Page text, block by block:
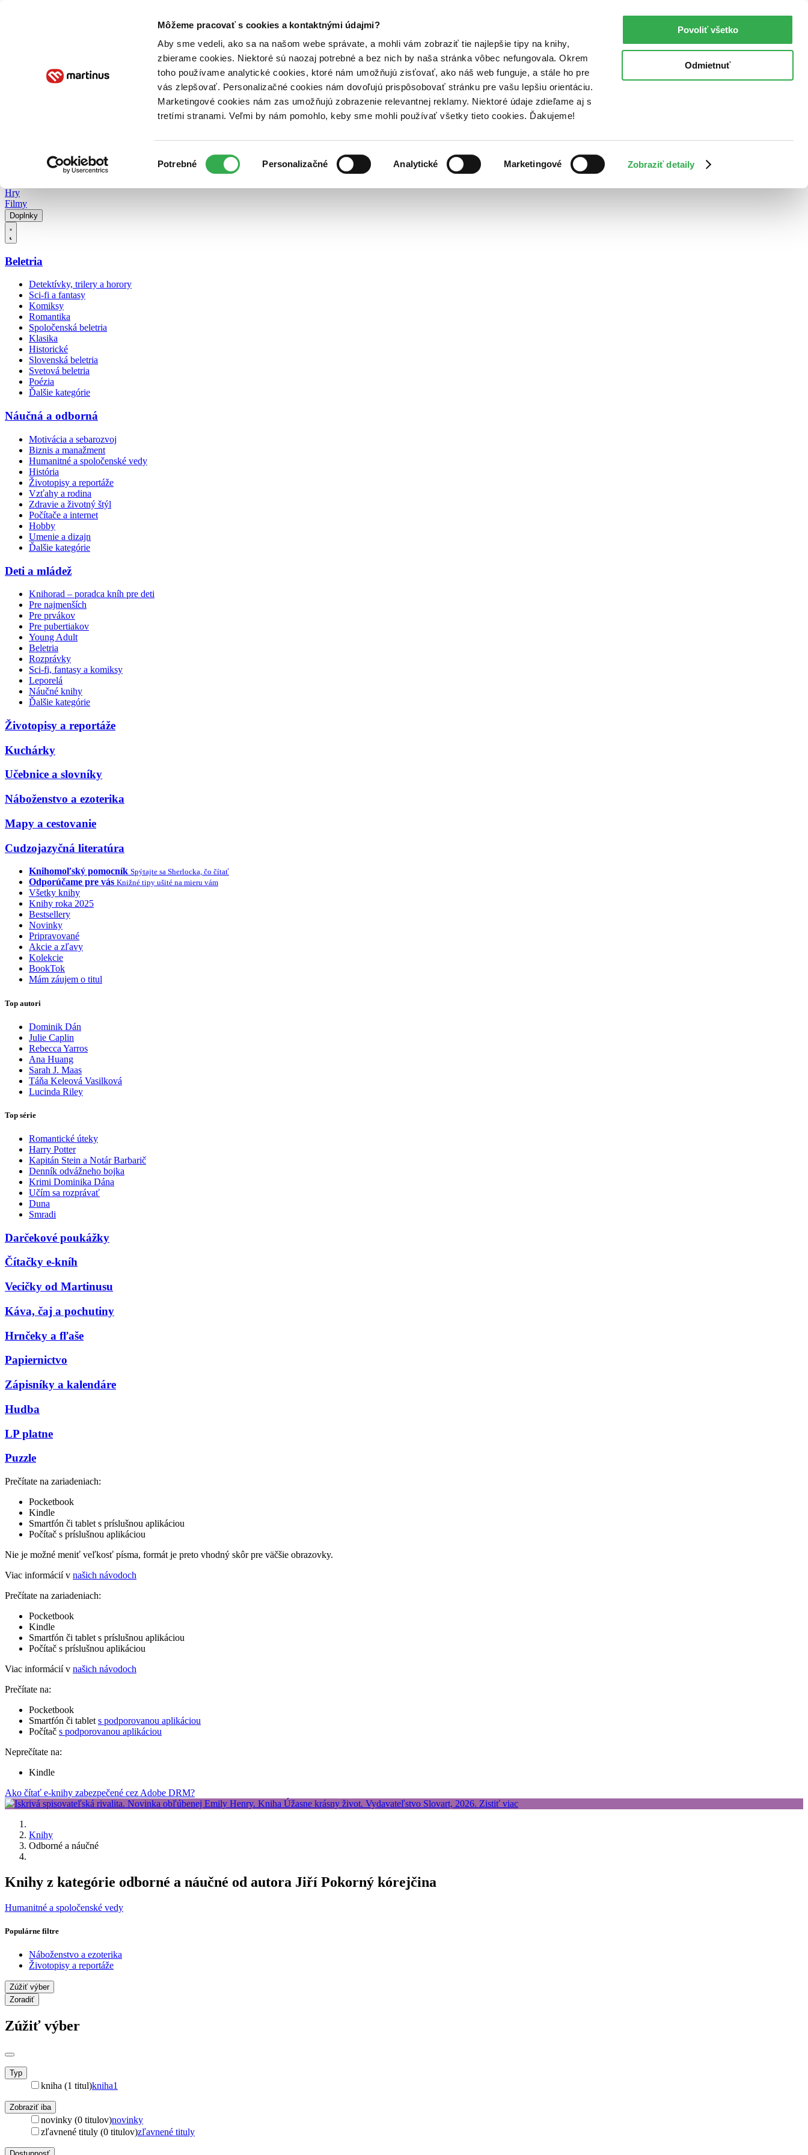
Môžeme pracovať s cookies a kontaktnými údajmi?
Aby sme vedeli, ako sa na našom webe správate, a mohli vám zobraziť tie najlepšie tipy na knihy,
zbierame cookies. Niektoré sú naozaj potrebné a bez nich by naša stránka vôbec nefungovala. Okrem
toho používame analytické cookies, ktoré nám umožňujú zisťovať, ako náš web funguje, a stále ho pre
vás zlepšovať. Personalizačné cookies nám dovoľujú prispôsobovať stránku pre vašu lepšiu orientáciu.
Marketingové cookies nám zas umožňujú zobrazenie relevantnej reklamy. Niektoré údaje zdieľame aj s
tretími stranami. Veľmi by nám pomohlo, keby sme mohli používať všetky tieto cookies. Ďakujeme!
súhlasu
Potrebné Personalizačné Analytické Marketingové Zobraziť detaily
Povoliť všetko
Odmietnuť
Poukážky Kontakt
Hry
Filmy
Doplnky
Beletria
Detektívky, trilery a horory
Sci-fi a fantasy
Komiksy
Romantika
Spoločenská beletria
Klasika
Historické
Slovenská beletria
Svetová beletria
Poézia
Ďalšie kategórie
Náučná a odborná
Motivácia a sebarozvoj
Biznis a manažment
Humanitné a spoločenské vedy
História
Životopisy a reportáže
Vzťahy a rodina
Zdravie a životný štýl
Počítače a internet
Hobby
Umenie a dizajn
Ďalšie kategórie
Deti a mládež
Knihorad – poradca kníh pre deti
Pre najmenších
Pre prvákov
Pre pubertiakov
Young Adult
Beletria
Rozprávky
Sci-fi, fantasy a komiksy
Leporelá
Náučné knihy
Ďalšie kategórie
Životopisy a reportáže
Kuchárky
Učebnice a slovníky
Náboženstvo a ezoterika
Mapy a cestovanie
Cudzojazyčná literatúra
Knihomoľský pomocník Spýtajte sa Sherlocka, čo čítať
Odporúčame pre vás Knižné tipy ušité na mieru vám
Všetky knihy
Knihy roka 2025
Bestsellery
Novinky
Pripravované
Akcie a zľavy
Kolekcie
BookTok
Mám záujem o titul
Top autori
Dominik Dán
Julie Caplin
Rebecca Yarros
Ana Huang
Sarah J. Maas
Táňa Keleová Vasilková
Lucinda Riley
Top série
Romantické úteky
Harry Potter
Kapitán Stein a Notár Barbarič
Denník odvážneho bojka
Krimi Dominika Dána
Učím sa rozprávať
Duna
Smradi
Darčekové poukážky
Čítačky e-kníh
Vecičky od Martinusu
Káva, čaj a pochutiny
Hrnčeky a fľaše
Papiernictvo
Zápisníky a kalendáre
Hudba
LP platne
Puzzle
Prečítate na zariadeniach:
Pocketbook
Kindle
Smartfón či tablet s príslušnou aplikáciou
Počítač s príslušnou aplikáciou
Nie je možné meniť veľkosť písma, formát je preto vhodný skôr pre väčšie obrazovky.
Viac informácií v našich návodoch
Prečítate na zariadeniach:
Pocketbook
Kindle
Smartfón či tablet s príslušnou aplikáciou
Počítač s príslušnou aplikáciou
Viac informácií v našich návodoch
Prečítate na:
Pocketbook
Smartfón či tablet s podporovanou aplikáciou
Počítač s podporovanou aplikáciou
Neprečítate na:
Kindle
Ako čítať e-knihy zabezpečené cez Adobe DRM?
Knihy
Odborné a náučné
Knihy z kategórie odborné a náučné od autora Jiří Pokorný kórejčina
Humanitné a spoločenské vedy
Populárne filtre
Náboženstvo a ezoterika
Životopisy a reportáže
Zúžiť výber
Zoradiť
Zúžiť výber
Typ
kniha (1 titul)kniha1
Zobraziť iba
novinky (0 titulov)novinky
zľavnené tituly (0 titulov)zľavnené tituly